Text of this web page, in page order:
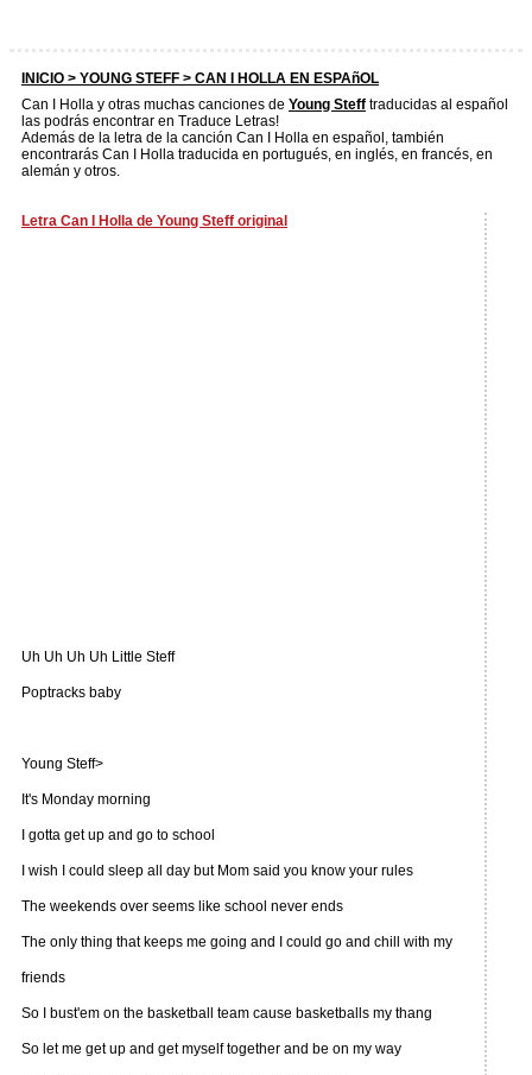
INICIO > YOUNG STEFF > CAN I HOLLA EN ESPAñOL
Can I Holla y otras muchas canciones de Young Steff traducidas al español
las podrás encontrar en Traduce Letras!
Además de la letra de la canción Can I Holla en español, también
encontrarás Can I Holla traducida en portugués, en inglés, en francés, en
alemán y otros.
Letra Can I Holla de Young Steff original
Uh Uh Uh Uh Little Steff
Poptracks baby
Young Steff>
It's Monday morning
I gotta get up and go to school
I wish I could sleep all day but Mom said you know your rules
The weekends over seems like school never ends
The only thing that keeps me going and I could go and chill with my
friends
So I bust'em on the basketball team cause basketballs my thang
So let me get up and get myself together and be on my way